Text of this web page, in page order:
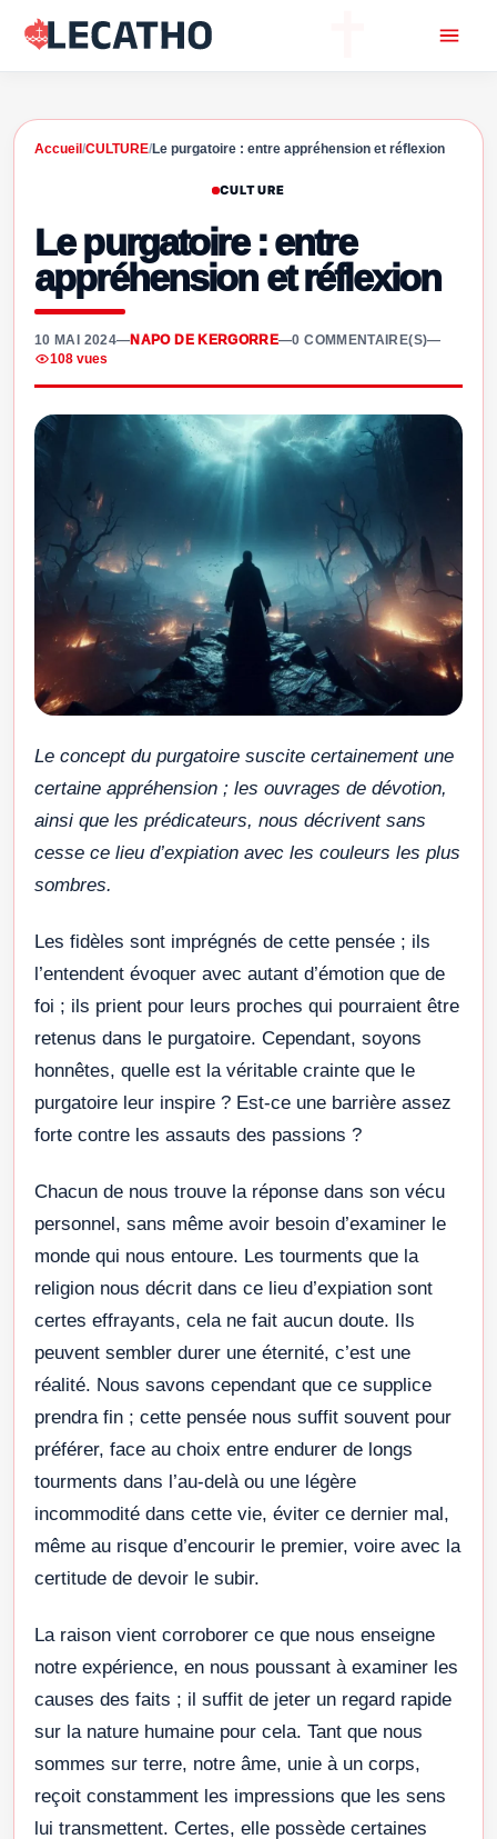
Accueil /CULTURE/Le purgatoire : entre appréhension et réflexion
CULTURE
Le purgatoire : entre
appréhension et réflexion
10 MAI 2024—NAPO DE KERGORRE—0 COMMENTAIRE(S)—
108 vues
Le concept du purgatoire suscite certainement une
certaine appréhension ; les ouvrages de dévotion,
ainsi que les prédicateurs, nous décrivent sans
cesse ce lieu d’expiation avec les couleurs les plus
sombres.
Les fidèles sont imprégnés de cette pensée ; ils
l’entendent évoquer avec autant d’émotion que de
foi ; ils prient pour leurs proches qui pourraient être
retenus dans le purgatoire. Cependant, soyons
honnêtes, quelle est la véritable crainte que le
purgatoire leur inspire ? Est-ce une barrière assez
forte contre les assauts des passions ?
Chacun de nous trouve la réponse dans son vécu
personnel, sans même avoir besoin d’examiner le
monde qui nous entoure. Les tourments que la
religion nous décrit dans ce lieu d’expiation sont
certes effrayants, cela ne fait aucun doute. Ils
peuvent sembler durer une éternité, c’est une
réalité. Nous savons cependant que ce supplice
prendra fin ; cette pensée nous suffit souvent pour
préférer, face au choix entre endurer de longs
tourments dans l’au-delà ou une légère
incommodité dans cette vie, éviter ce dernier mal,
même au risque d’encourir le premier, voire avec la
certitude de devoir le subir.
La raison vient corroborer ce que nous enseigne
notre expérience, en nous poussant à examiner les
causes des faits ; il suffit de jeter un regard rapide
sur la nature humaine pour cela. Tant que nous
sommes sur terre, notre âme, unie à un corps,
reçoit constamment les impressions que les sens
lui transmettent. Certes, elle possède certaines